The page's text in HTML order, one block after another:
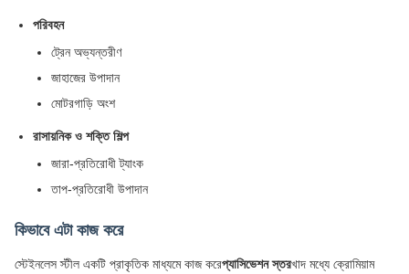
পরিবহন
ট্রেন অভ্যন্তরীণ
জাহাজের উপাদান
মোটরগাড়ি অংশ
রাসায়নিক ও শক্তি শিল্প
জারা-প্রতিরোধী ট্যাংক
তাপ-প্রতিরোধী উপাদান
কিভাবে এটা কাজ করে
স্টেইনলেস স্টীল একটি প্রাকৃতিক মাধ্যমে কাজ করেপ্যাসিভেশন স্তরখাদ মধ্যে ক্রোমিয়াম